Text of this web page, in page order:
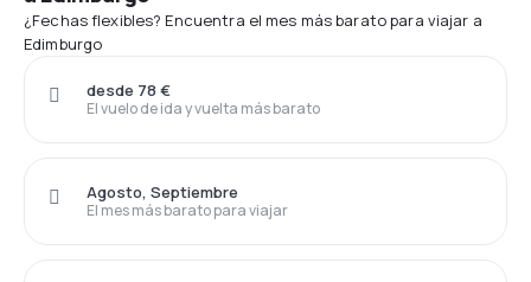
¿Fechas flexibles? Encuentra el mes más barato para viajar a
Edimburgo
El vuelo de ida y vuelta más barato
desde 78 €
El mes más barato para viajar
Agosto, Septiembre